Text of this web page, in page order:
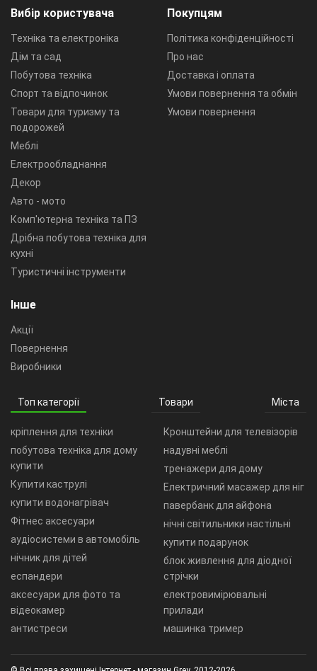
Вибір користувача
Техніка та електроніка
Дім та сад
Побутова техніка
Спорт та відпочинок
Товари для туризму та
подорожей
Меблі
Електрообладнання
Декор
Авто - мото
Комп'ютерна техніка та ПЗ
Дрібна побутова техніка для
кухні
Туристичні інструменти
Покупцям
Політика конфіденційності
Про нас
Доставка і оплата
Умови повернення та обмін
Умови повернення
Інше
Акції
Повернення
Виробники
Топ категорії Товари Міста
кріплення для техніки
побутова техніка для дому
купити
Купити каструлі
купити водонагрівач
Фітнес аксесуари
аудіосистеми в автомобіль
нічник для дітей
еспандери
аксесуари для фото та
відеокамер
антистреси
Кронштейни для телевізорів
надувні меблі
тренажери для дому
Електричний масажер для ніг
павербанк для айфона
нічні світильники настільні
купити подарунок
блок живлення для діодної
стрічки
електровимірювальні
прилади
машинка тример